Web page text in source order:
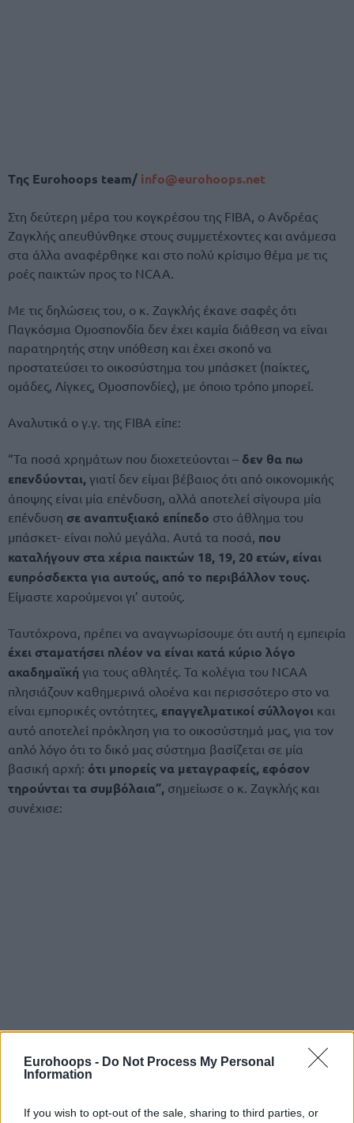
Eurohoops - Do Not Process My Personal
Information
If you wish to opt-out of the sale, sharing to third parties, or
Tης Eurohoops team/ info@eurohoops.net
Στη δεύτερη μέρα του κογκρέσου της FIBA, ο Ανδρέας
Ζαγκλής απευθύνθηκε στους συμμετέχοντες και ανάμεσα
στα άλλα αναφέρθηκε και στο πολύ κρίσιμο θέμα με τις
ροές παικτών προς το ΝCAA.
Με τις δηλώσεις του, ο κ. Ζαγκλής έκανε σαφές ότι
Παγκόσμια Ομοσπονδία δεν έχει καμία διάθεση να είναι
παρατηρητής στην υπόθεση και έχει σκοπό να
προστατεύσει το οικοσύστημα του μπάσκετ (παίκτες,
ομάδες, Λίγκες, Ομοσπονδίες), με όποιο τρόπο μπορεί.
Αναλυτικά ο γ.γ. της FIBA είπε:
“Τα ποσά χρημάτων που διοχετεύονται – δεν θα πω
επενδύονται, γιατί δεν είμαι βέβαιος ότι από οικονομικής
άποψης είναι μία επένδυση, αλλά αποτελεί σίγουρα μία
επένδυση σε αναπτυξιακό επίπεδο στο άθλημα του
μπάσκετ- είναι πολύ μεγάλα. Αυτά τα ποσά, που
καταλήγουν στα χέρια παικτών 18, 19, 20 ετών, είναι
ευπρόσδεκτα για αυτούς, από το περιβάλλον τους.
Είμαστε χαρούμενοι γι’ αυτούς.
Ταυτόχρονα, πρέπει να αναγνωρίσουμε ότι αυτή η εμπειρία
έχει σταματήσει πλέον να είναι κατά κύριο λόγο
ακαδημαϊκή για τους αθλητές. Τα κολέγια του NCAA
πλησιάζουν καθημερινά ολοένα και περισσότερο στο να
είναι εμπορικές οντότητες, επαγγελματικοί σύλλογοι και
αυτό αποτελεί πρόκληση για το οικοσύστημά μας, για τον
απλό λόγο ότι το δικό μας σύστημα βασίζεται σε μία
βασική αρχή: ότι μπορείς να μεταγραφείς, εφόσον
τηρούνται τα συμβόλαια”, σημείωσε ο κ. Ζαγκλής και
συνέχισε: